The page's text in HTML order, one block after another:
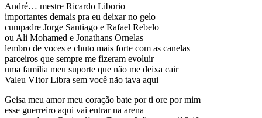
André… mestre Ricardo Liborio
importantes demais pra eu deixar no gelo
cumpadre Jorge Santiago e Rafael Rebelo
ou Ali Mohamed e Jonathans Ornelas
lembro de voces e chuto mais forte com as canelas
parceiros que sempre me fizeram evoluir
uma familia meu suporte que não me deixa cair
Valeu VItor Libra sem você não tava aqui
Geisa meu amor meu coração bate por ti ore por mim
esse guerreiro aqui vai entrar na arena